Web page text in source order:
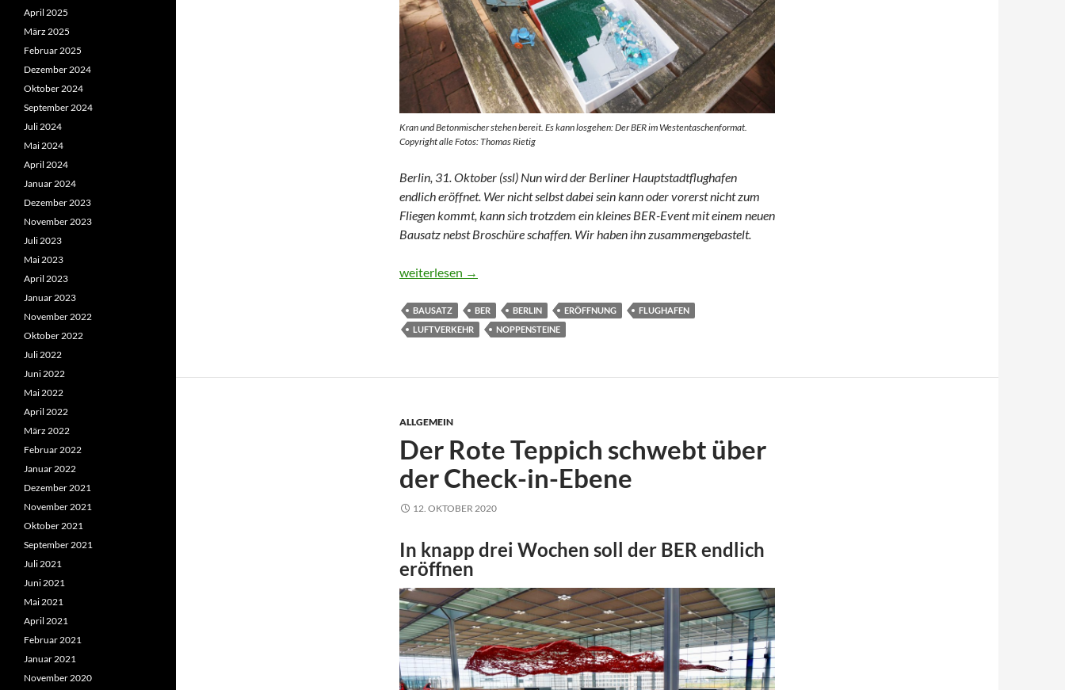
Kran und Betonmischer stehen bereit. Es kann losgehen: Der BER im Westentaschenformat.
Copyright alle Fotos: Thomas Rietig
Berlin, 31. Oktober (ssl) Nun wird der Berliner Hauptstadtflughafen
endlich eröffnet. Wer nicht selbst dabei sein kann oder vorerst nicht zum
Fliegen kommt, kann sich trotzdem ein kleines BER-Event mit einem neuen
Bausatz nebst Broschüre schaffen. Wir haben ihn zusammengebastelt.
Ohne Kabel in die BER-Zukunft
weiterlesen →
BAUSATZ BER BERLIN ERÖFFNUNG
FLUGHAFEN
LUFTVERKEHR
NOPPENSTEINE
ALLGEMEIN
Der Rote Teppich schwebt über
der Check-in-Ebene
12. OKTOBER 2020
In knapp drei Wochen soll der BER endlich
eröffnen
April 2025
März 2025
Februar 2025
Dezember 2024
Oktober 2024
September 2024
Juli 2024
Mai 2024
April 2024
Januar 2024
Dezember 2023
November 2023
Juli 2023
Mai 2023
April 2023
Januar 2023
November 2022
Oktober 2022
Juli 2022
Juni 2022
Mai 2022
April 2022
März 2022
Februar 2022
Januar 2022
Dezember 2021
November 2021
Oktober 2021
September 2021
Juli 2021
Juni 2021
Mai 2021
April 2021
Februar 2021
Januar 2021
November 2020